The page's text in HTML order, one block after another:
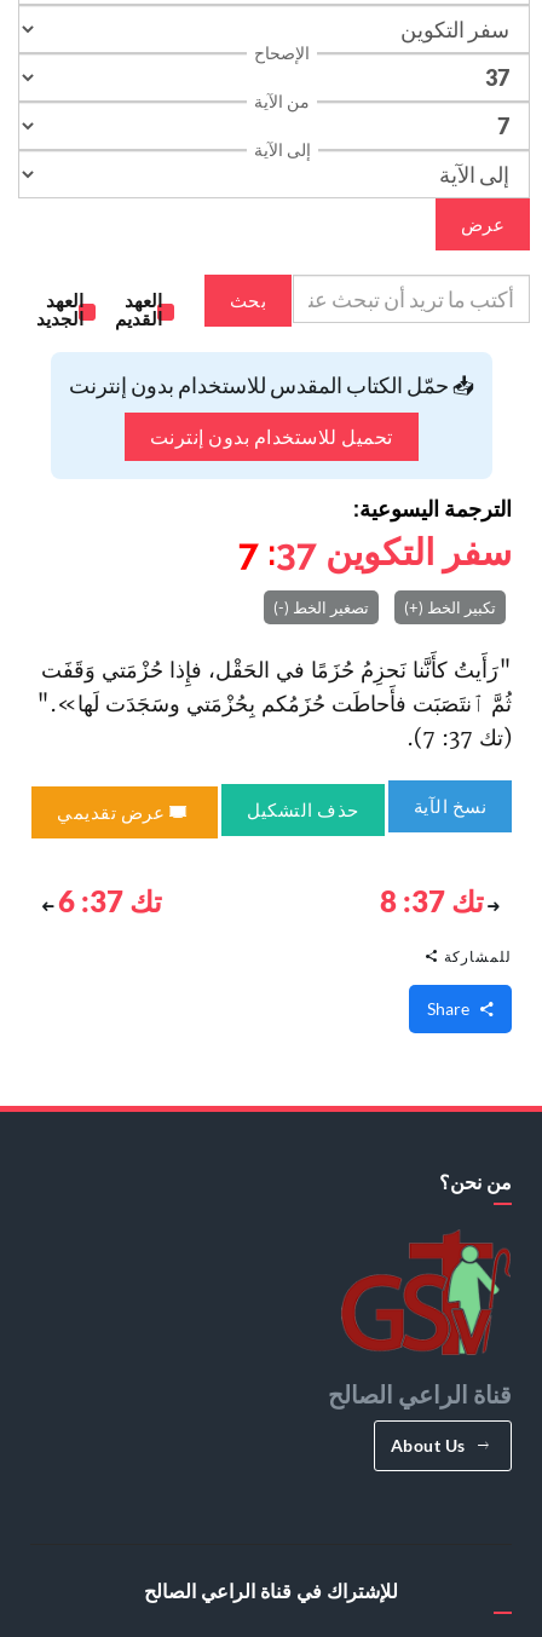
الإصحاح
من الآية
إلى الآية
عرض
بحث
العهد
القديم
العهد
الجديد
📥 حمّل الكتاب المقدس للاستخدام بدون إنترنت
تحميل للاستخدام بدون إنترنت
الترجمة اليسوعية:
سفر التكوين 37
: 7
تكبير الخط (+) تصغير الخط (-)
"رَأَيتُ كأَنَّنا نَحزِمُ حُزَمًا في الحَقْل، فإِذا حُزْمَتي وَقَفَت
ثُمَّ ٱنتَصَبَت فأَحاطَت حُزَمُكم بِحُزْمَتي وسَجَدَت لَها»."
(تك 37: 7).
نسخ الآية حذف التشكيل عرض تقديمي
تك 37: 8 تك 37: 6
للمشاركة
من نحن؟
قناة الراعي الصالح
About Us
للإشتراك في قناة الراعي الصالح